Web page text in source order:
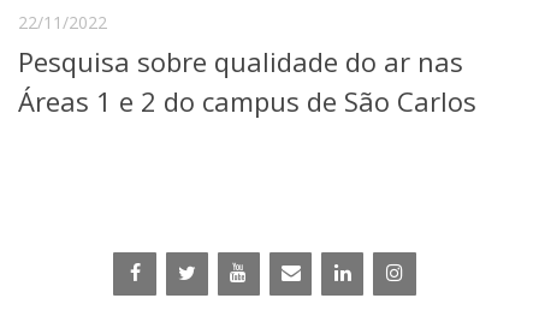
Pesquisa e Inovação
Linhas de Pesquisa
Centros, Núcleos e Projetos em Rede
Pós-doutorado
Projetos, Programas e Cursos
Artes, Cultura e Esportes
Museus e Espaços Interativos
22/11/2022
Pesquisa sobre qualidade do ar nas
Áreas 1 e 2 do campus de São Carlos